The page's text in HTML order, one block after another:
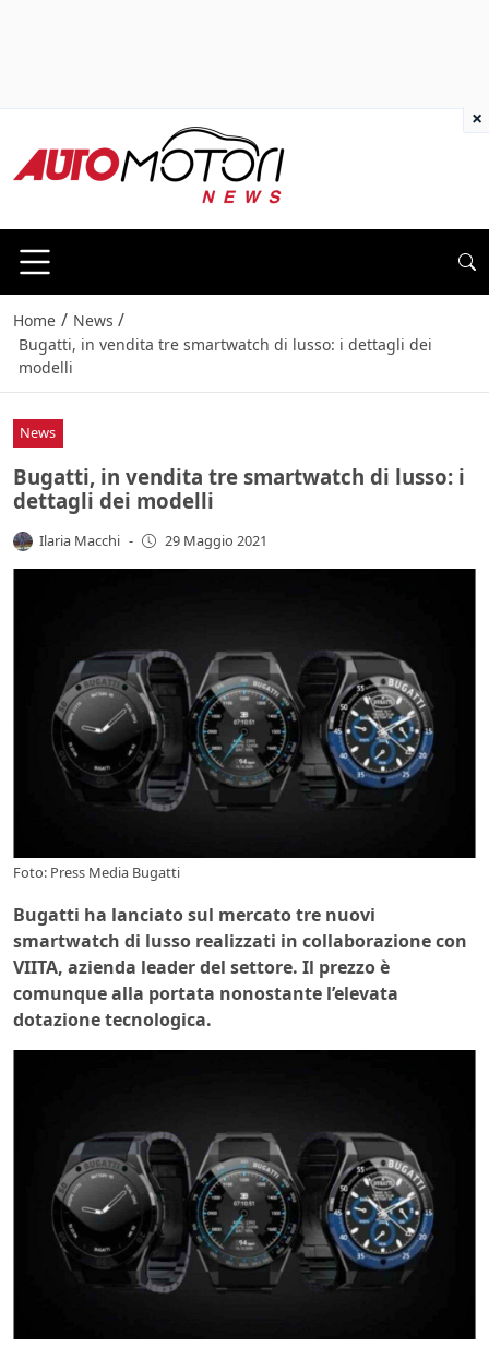
Home / News /
Bugatti, in vendita tre smartwatch di lusso: i dettagli dei
modelli
News
Bugatti, in vendita tre smartwatch di lusso: i
dettagli dei modelli
Ilaria Macchi - 29 Maggio 2021
Foto: Press Media Bugatti
Bugatti ha lanciato sul mercato tre nuovi
smartwatch di lusso realizzati in collaborazione con
VIITA, azienda leader del settore. Il prezzo è
comunque alla portata nonostante l’elevata
dotazione tecnologica.
×